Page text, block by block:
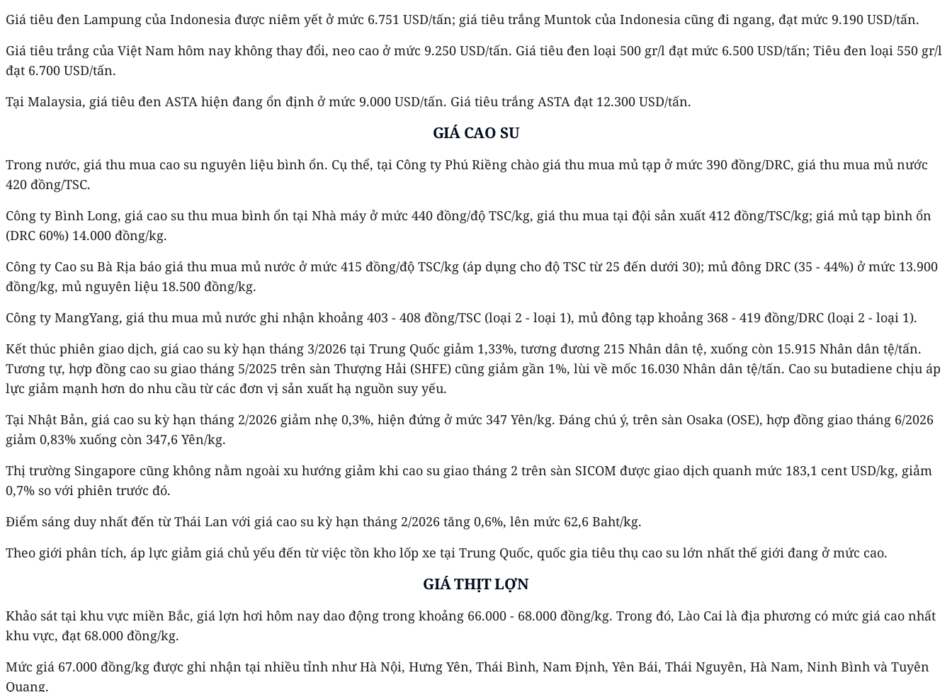
Giá tiêu đen Lampung của Indonesia được niêm yết ở mức 6.751 USD/tấn; giá tiêu trắng Muntok của Indonesia cũng đi ngang, đạt mức 9.190 USD/tấn.
Giá tiêu trắng của Việt Nam hôm nay không thay đổi, neo cao ở mức 9.250 USD/tấn. Giá tiêu đen loại 500 gr/l đạt mức 6.500 USD/tấn; Tiêu đen loại 550 gr/l
đạt 6.700 USD/tấn.
Tại Malaysia, giá tiêu đen ASTA hiện đang ổn định ở mức 9.000 USD/tấn. Giá tiêu trắng ASTA đạt 12.300 USD/tấn.
GIÁ CAO SU
Trong nước, giá thu mua cao su nguyên liệu bình ổn. Cụ thể, tại Công ty Phú Riềng chào giá thu mua mủ tạp ở mức 390 đồng/DRC, giá thu mua mủ nước
420 đồng/TSC.
Công ty Bình Long, giá cao su thu mua bình ổn tại Nhà máy ở mức 440 đồng/độ TSC/kg, giá thu mua tại đội sản xuất 412 đồng/TSC/kg; giá mủ tạp bình ổn
(DRC 60%) 14.000 đồng/kg.
Công ty Cao su Bà Rịa báo giá thu mua mủ nước ở mức 415 đồng/độ TSC/kg (áp dụng cho độ TSC từ 25 đến dưới 30); mủ đông DRC (35 - 44%) ở mức 13.900
đồng/kg, mủ nguyên liệu 18.500 đồng/kg.
Công ty MangYang, giá thu mua mủ nước ghi nhận khoảng 403 - 408 đồng/TSC (loại 2 - loại 1), mủ đông tạp khoảng 368 - 419 đồng/DRC (loại 2 - loại 1).
Kết thúc phiên giao dịch, giá cao su kỳ hạn tháng 3/2026 tại Trung Quốc giảm 1,33%, tương đương 215 Nhân dân tệ, xuống còn 15.915 Nhân dân tệ/tấn.
Tương tự, hợp đồng cao su giao tháng 5/2025 trên sàn Thượng Hải (SHFE) cũng giảm gần 1%, lùi về mốc 16.030 Nhân dân tệ/tấn. Cao su butadiene chịu áp
lực giảm mạnh hơn do nhu cầu từ các đơn vị sản xuất hạ nguồn suy yếu.
Tại Nhật Bản, giá cao su kỳ hạn tháng 2/2026 giảm nhẹ 0,3%, hiện đứng ở mức 347 Yên/kg. Đáng chú ý, trên sàn Osaka (OSE), hợp đồng giao tháng 6/2026
giảm 0,83% xuống còn 347,6 Yên/kg.
Thị trường Singapore cũng không nằm ngoài xu hướng giảm khi cao su giao tháng 2 trên sàn SICOM được giao dịch quanh mức 183,1 cent USD/kg, giảm
0,7% so với phiên trước đó.
Điểm sáng duy nhất đến từ Thái Lan với giá cao su kỳ hạn tháng 2/2026 tăng 0,6%, lên mức 62,6 Baht/kg.
Theo giới phân tích, áp lực giảm giá chủ yếu đến từ việc tồn kho lốp xe tại Trung Quốc, quốc gia tiêu thụ cao su lớn nhất thế giới đang ở mức cao.
GIÁ THỊT LỢN
Khảo sát tại khu vực miền Bắc, giá lợn hơi hôm nay dao động trong khoảng 66.000 - 68.000 đồng/kg. Trong đó, Lào Cai là địa phương có mức giá cao nhất
khu vực, đạt 68.000 đồng/kg.
Mức giá 67.000 đồng/kg được ghi nhận tại nhiều tỉnh như Hà Nội, Hưng Yên, Thái Bình, Nam Định, Yên Bái, Thái Nguyên, Hà Nam, Ninh Bình và Tuyên
Quang.